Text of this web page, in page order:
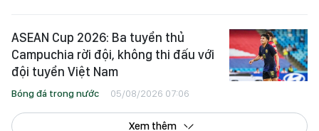
ASEAN Cup 2026: Ba tuyển thủ
Campuchia rời đội, không thi đấu với
đội tuyển Việt Nam
Bóng đá trong nước 05/08/2026 07:06
Xem thêm